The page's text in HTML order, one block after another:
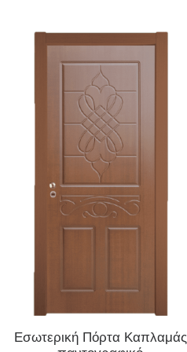
ΔΙΑΒΆΣΤΕ ΠΕΡΙΣΣΌΤΕΡΑ
Εσωτερική Πόρτα Καπλαμάς